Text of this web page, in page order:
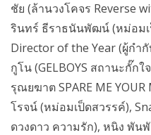
ชัย (ล้านวงโคจร Reverse
รินทร์ ธีราธนันพัฒน์ (หม่อมเ
Director of the Year (ผู้กำ
กูโน (GELBOYS สถานะกั๊ก
รุณยฆาต SPARE ME
โรจน์ (หม่อมเป็ดสวรรค์),
ดวงดาว ความรัก), หนิง พัน